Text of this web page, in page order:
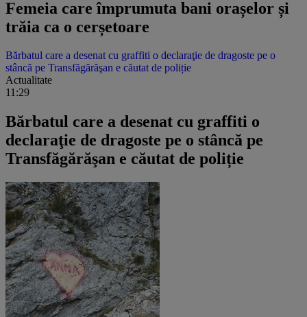
Femeia care împrumuta bani orașelor și
trăia ca o cerșetoare
Bărbatul care a desenat cu graffiti o declaraţie de dragoste pe o
stâncă pe Transfăgărăşan e căutat de poliție
Actualitate
11:29
Bărbatul care a desenat cu graffiti o
declaraţie de dragoste pe o stâncă pe
Transfăgărăşan e căutat de poliție